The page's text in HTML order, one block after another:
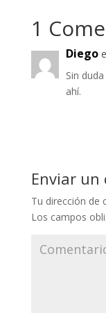
1
Diego
Sin
ahí.
Enviar
Tu dirección de
Los campos